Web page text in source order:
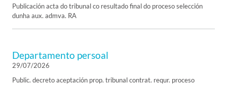
Publicación acta do tribunal co resultado final do proceso selección
dunha aux. admva. RA
Departamento persoal
29/07/2026
Public. decreto aceptación prop. tribunal contrat. requr. proceso